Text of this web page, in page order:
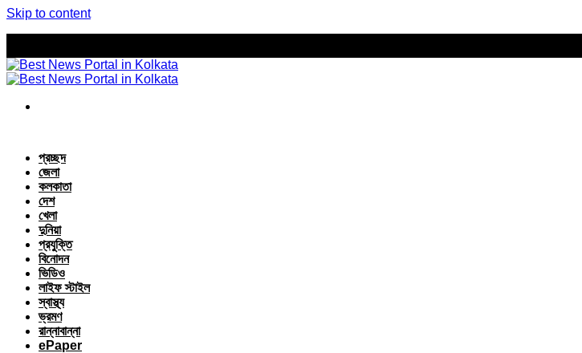
Skip to content
প্রচ্ছদ
জেলা
কলকাতা
দেশ
খেলা
দুনিয়া
প্রযুক্তি
বিনোদন
ভিডিও
লাইফ স্টাইল
স্বাস্থ্য
ভ্রমণ
রান্নাবান্না
ePaper